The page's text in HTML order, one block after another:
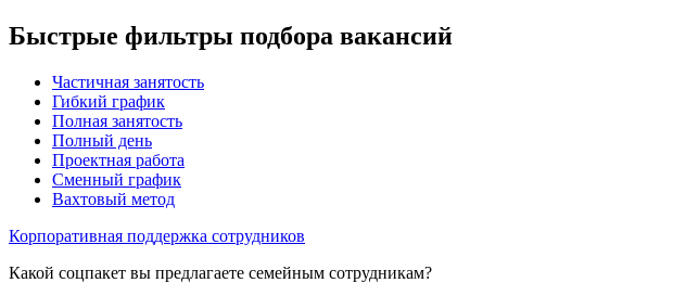
Быстрые фильтры подбора вакансий
Частичная занятость
Гибкий график
Полная занятость
Полный день
Проектная работа
Сменный график
Вахтовый метод
Корпоративная поддержка сотрудников
Какой соцпакет вы предлагаете семейным сотрудникам?